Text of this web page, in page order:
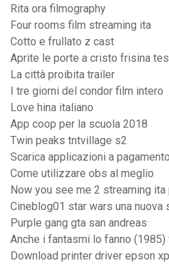
Rita ora filmography
Four rooms film streaming ita
Cotto e frullato z cast
Aprite le porte a cristo frisina
La città proibita trailer
I tre giorni del condor film intero
Love hina italiano
App coop per la scuola 2018
Twin peaks tntvillage s2
Scarica applicazioni a
Come utilizzare obs al meglio
Now you see me 2 streaming
Cineblog01 star wars una nuova
Purple gang gta san andreas
Anche i fantasmi lo fanno
Download printer driver epson